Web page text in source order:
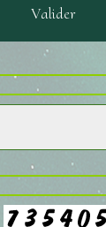
Valider